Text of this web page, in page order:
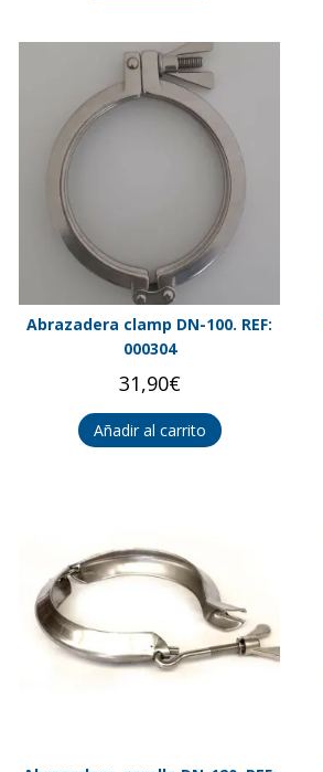
Abrazadera clamp DN-100. REF:
000304
31,90€
Añadir al carrito